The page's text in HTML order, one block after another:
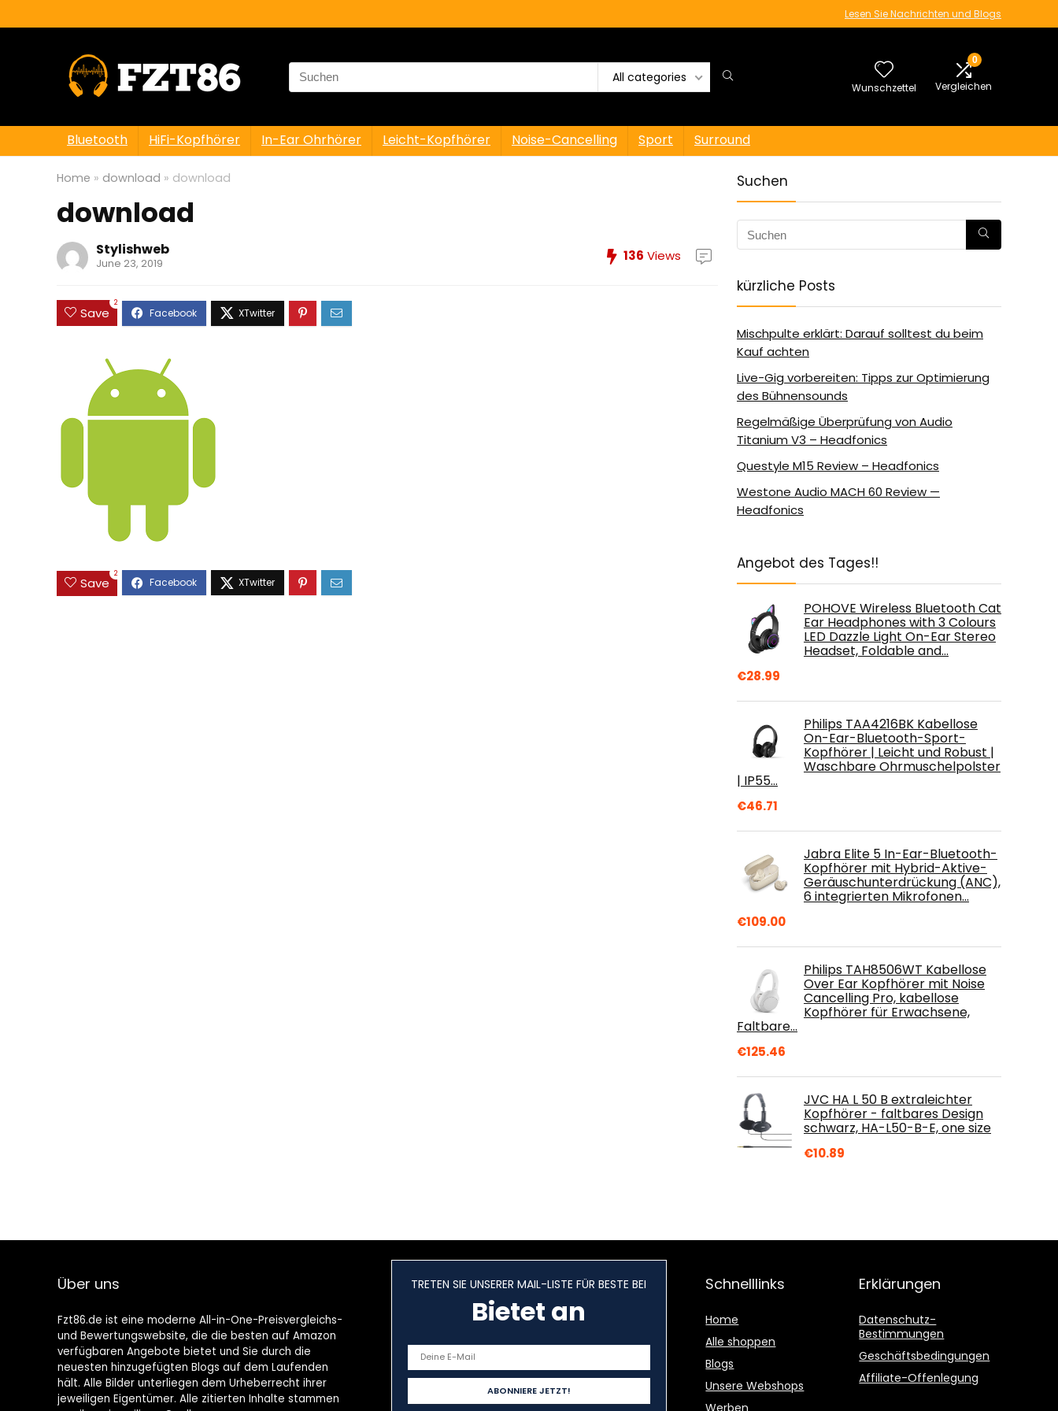
Lesen Sie Nachrichten und Blogs
Search
for:
All categories
Wunschzettel
0
Vergleichen
Bluetooth HiFi-Kopfhörer In-Ear Ohrhörer Leicht-Kopfhörer Noise-Cancelling Sport Surround
Home » download » download
download
Stylishweb
June 23, 2019 136 Views
Save
2
Save
2
Suchen
kürzliche Posts
Mischpulte erklärt: Darauf solltest du beim
Kauf achten
Live-Gig vorbereiten: Tipps zur Optimierung
des Bühnensounds
Regelmäßige Überprüfung von Audio
Titanium V3 – Headfonics
Questyle M15 Review – Headfonics
Westone Audio MACH 60 Review —
Headfonics
Angebot des Tages!!
POHOVE Wireless Bluetooth Cat
Ear Headphones with 3 Colours
LED Dazzle Light On-Ear Stereo
Headset, Foldable and…
€28.99
Philips TAA4216BK Kabellose
On-Ear-Bluetooth-Sport-
Kopfhörer | Leicht und Robust |
Waschbare Ohrmuschelpolster
| IP55…
€46.71
Jabra Elite 5 In-Ear-Bluetooth-
Kopfhörer mit Hybrid-Aktive-
Geräuschunterdrückung (ANC),
6 integrierten Mikrofonen…
€109.00
Philips TAH8506WT Kabellose
Over Ear Kopfhörer mit Noise
Cancelling Pro, kabellose
Kopfhörer für Erwachsene,
Faltbare…
€125.46
JVC HA L 50 B extraleichter
Kopfhörer - faltbares Design
schwarz, HA-L50-B-E, one size
€10.89
Über uns
Fzt86.de ist eine moderne All-in-One-Preisvergleichs-
und Bewertungswebsite, die die besten auf Amazon
verfügbaren Angebote bietet und Sie durch die
neuesten hinzugefügten Blogs auf dem Laufenden
hält. Alle Bilder unterliegen dem Urheberrecht ihrer
jeweiligen Eigentümer. Alle zitierten Inhalte stammen
TRETEN SIE UNSERER MAIL-LISTE FÜR BESTE BEI
Bietet an
Schnelllinks
Home
Alle shoppen
Blogs
Unsere Webshops
Werben
Erklärungen
Datenschutz-
Bestimmungen
Geschäftsbedingungen
Affiliate-Offenlegung